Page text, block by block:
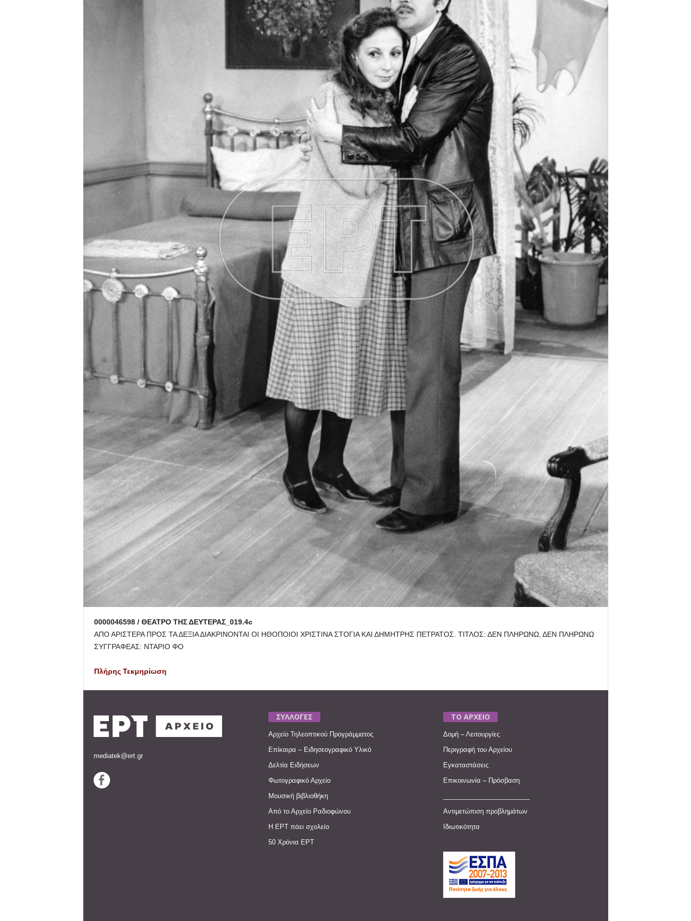
0000046598 / ΘΕΑΤΡΟ ΤΗΣ ΔΕΥΤΕΡΑΣ_019.4c
ΑΠΟ ΑΡΙΣΤΕΡΑ ΠΡΟΣ ΤΑ ΔΕΞΙΑ ΔΙΑΚΡΙΝΟΝΤΑΙ ΟΙ ΗΘΟΠΟΙΟΙ ΧΡΙΣΤΙΝΑ ΣΤΟΓΙΑ ΚΑΙ ΔΗΜΗΤΡΗΣ ΠΕΤΡΑΤΟΣ. ΤΙΤΛΟΣ: ΔΕΝ ΠΛΗΡΩΝΩ, ΔΕΝ ΠΛΗΡΩΝΩ
ΣΥΓΓΡΑΦΕΑΣ: ΝΤΑΡΙΟ ΦΟ
Πλήρης Τεκμηρίωση
mediatek@ert.gr
ΣΥΛΛΟΓΕΣ
Αρχείο Τηλεοπτικού Προγράμματος
Επίκαιρα – Ειδησεογραφικό Υλικό
Δελτία Ειδήσεων
Φωτογραφικό Αρχείο
Μουσική βιβλιοθήκη
Από το Αρχείο Ραδιοφώνου
Η ΕΡΤ πάει σχολείο
50 Χρόνια ΕΡΤ
ΤΟ ΑΡΧΕΙΟ
Δομή – Λειτουργίες
Περιγραφή του Αρχείου
Εγκαταστάσεις
Επικοινωνία – Πρόσβαση
Αντιμετώπιση προβλημάτων
Ιδιωτικότητα